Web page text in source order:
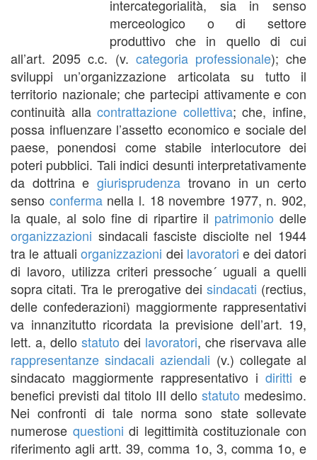
intercategorialità, sia in senso
merceologico o di settore
produttivo che in quello di cui
all’art. 2095 c.c. (v. categoria professionale); che
sviluppi un’organizzazione articolata su tutto il
territorio nazionale; che partecipi attivamente e con
continuità allacontrattazione collettiva; che, infine,
possa influenzare l’assetto economico e sociale del
paese, ponendosi come stabile interlocutore dei
poteri pubblici. Tali indici desunti interpretativamente
da dottrina egiurisprudenza trovano in un certo
senso confermanella l. 18 novembre 1977, n. 902,
la quale, al solo fine di ripartire il patrimonio delle
organizzazioni sindacali fasciste disciolte nel 1944
tra le attualiorganizzazioni dei lavoratori e dei datori
di lavoro, utilizza criteri pressoche´ uguali a quelli
sopra citati. Tra le prerogative dei sindacati (rectius,
delle confederazioni) maggiormente rappresentativi
va innanzitutto ricordata la previsione dell’art. 19,
lett. a, dello statuto dei lavoratori, che riservava alle
rappresentanze sindacali aziendali (v.) collegate al
sindacato maggiormente rappresentativo i diritti e
benefici previsti dal titolo III dello statuto medesimo.
Nei confronti di tale norma sono state sollevate
numerose questioni di legittimità costituzionale con
riferimento agli artt. 39, comma 1o, 3, comma 1o, e